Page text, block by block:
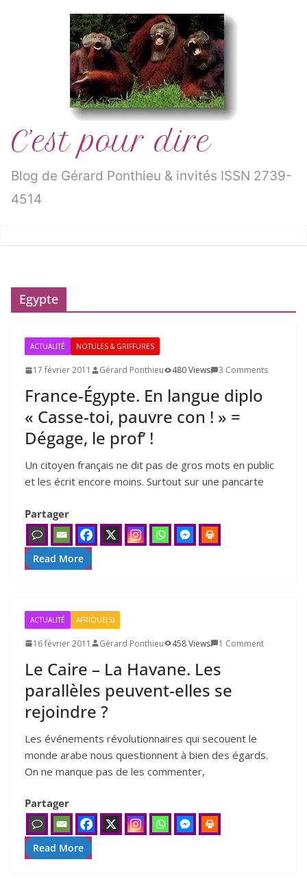
C’est pour dire
Blog de Gérard Ponthieu & invités ISSN 2739-
4514
Egypte
ACTUALITÉ NOTULES & GRIFFURES
17 février 2011 Gérard Ponthieu 480 Views 3 Comments
France-Égypte. En langue diplo
« Casse-toi, pauvre con ! » =
Dégage, le prof’ !
Un citoyen fran­çais ne dit pas de gros mots en public
et les écrit encore moins. Surtout sur une pan­carte
Partager
Read More
ACTUALITÉ AFRIQUE(S)
16 février 2011 Gérard Ponthieu 458 Views 1 Comment
Le Caire – La Havane. Les
parallèles peuvent-elles se
rejoindre ?
Les évé­ne­ments révo­lu­tion­naires qui secouent le
monde arabe nous ques­tionnent à bien des égards.
On ne manque pas de les com­men­ter,
Partager
Read More